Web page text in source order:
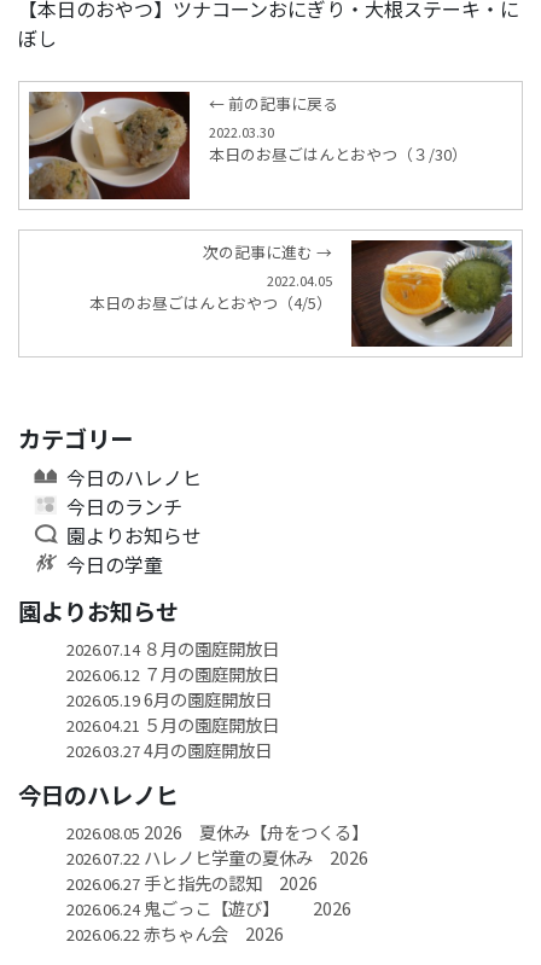
【本日のおやつ】ツナコーンおにぎり・大根ステーキ・に
ぼし
← 前の記事に戻る
2022.03.30
本日のお昼ごはんとおやつ（３/30）
次の記事に進む →
2022.04.05
本日のお昼ごはんとおやつ（4/5）
カテゴリー
今日のハレノヒ
今日のランチ
園よりお知らせ
今日の学童
園よりお知らせ
2026.07.14８月の園庭開放日
2026.06.12７月の園庭開放日
2026.05.196月の園庭開放日
2026.04.21 ５月の園庭開放日
2026.03.274月の園庭開放日
今日のハレノヒ
2026.08.05 2026 夏休み【舟をつくる】
2026.07.22ハレノヒ学童の夏休み 2026
2026.06.27手と指先の認知 2026
2026.06.24鬼ごっこ【遊び】 2026
2026.06.22赤ちゃん会 2026